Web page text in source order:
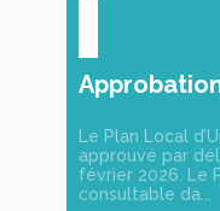
Le Plan Local
approuvé par
février 2026. Le
consultable da...